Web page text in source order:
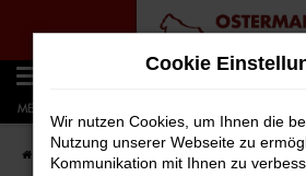
Zum
Hauptinhalt
springen
MENÜ
Startseite VW VW ID.5 VW ID.5
Cookie
Wir nutzen Cookies, um Ihnen die
Nutzung unserer Webseite zu
Kommunikation mit Ihnen zu